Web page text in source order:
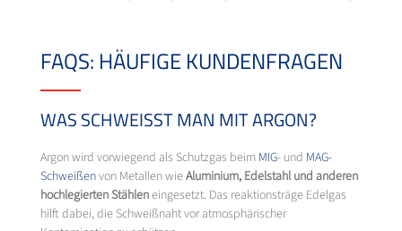
FAQS: HÄUFIGE KUNDENFRAGEN
WAS SCHWEISST MAN MIT ARGON?
Argon wird vorwiegend als Schutzgas beim MIG- und MAG-
Schweißenvon Metallen wieAluminium, Edelstahl und anderen
hochlegierten Stähleneingesetzt. Das reaktionsträge Edelgas
hilft dabei, die Schweißnaht vor atmosphärischer